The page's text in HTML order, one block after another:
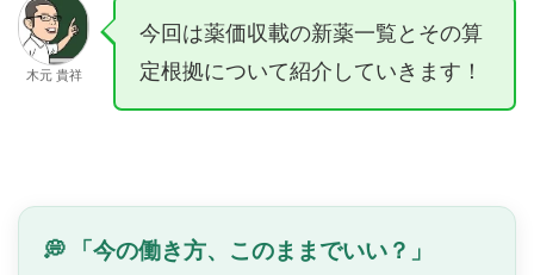
木元 貴祥
今回は薬価収載の新薬一覧とその算
定根拠について紹介していきます！
💭 「今の働き方、このままでいい？」